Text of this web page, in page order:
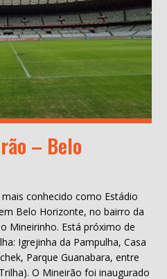
– Belo
conhecido como Estádio
Belo Horizonte, no bairro da
Mineirinho. Está próximo de
Igrejinha da Pampulha, Casa
Parque Guanabara, entre
O Mineirão foi inaugurado